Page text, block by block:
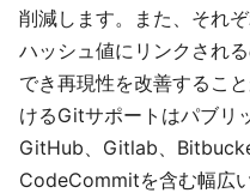
削減します。また、それ
ハッシュ値にリンクされ
でき再現性を改善するこ
けるGitサポートはパブリ
GitHub、Gitlab、
CodeCommitを含む幅広